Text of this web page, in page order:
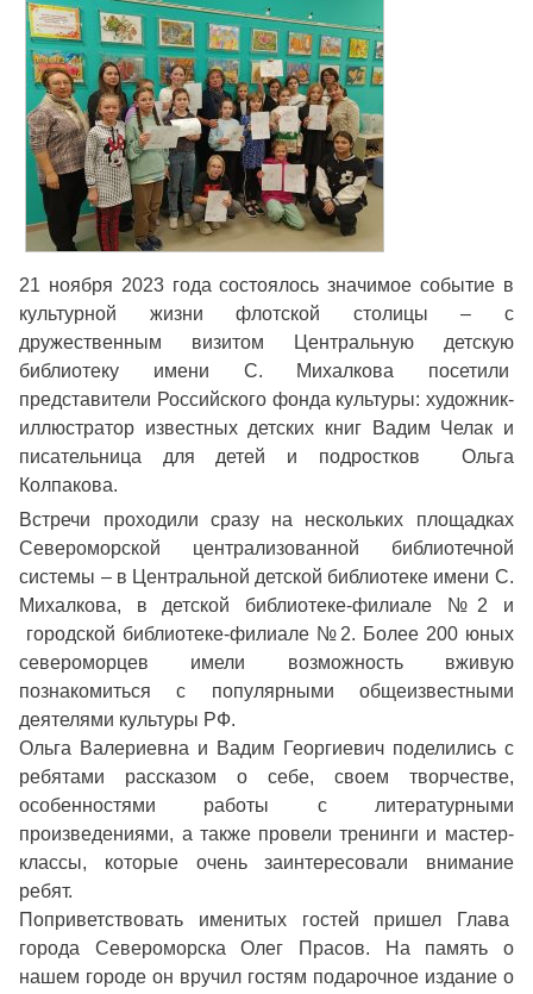
21 ноября 2023 года состоялось значимое событие в
культурной жизни флотской столицы – с
дружественным визитом Центральную детскую
библиотеку имени С. Михалкова посетили
представители Российского фонда культуры: художник-
иллюстратор известных детских книг Вадим Челак и
писательница для детей и подростков Ольга
Колпакова.
Встречи проходили сразу на нескольких площадках
Североморской централизованной библиотечной
системы – в Центральной детской библиотеке имени С.
Михалкова, в детской библиотеке-филиале №2 и
городской библиотеке-филиале №2. Более 200 юных
североморцев имели возможность вживую
познакомиться с популярными общеизвестными
деятелями культуры РФ.
Ольга Валериевна и Вадим Георгиевич поделились с
ребятами рассказом о себе, своем творчестве,
особенностями работы с литературными
произведениями, а также провели тренинги и мастер-
классы, которые очень заинтересовали внимание
ребят.
Поприветствовать именитых гостей пришел Глава
города Североморска Олег Прасов. На память о
нашем городе он вручил гостям подарочное издание о